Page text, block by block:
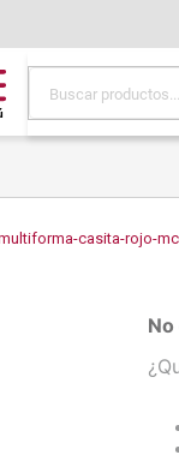
casita-rojo-
alfombra